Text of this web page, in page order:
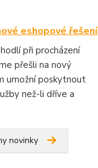
eshopové řešení
při procházení
přešli na nový
umožní poskytnout
než-li dříve a
novinky